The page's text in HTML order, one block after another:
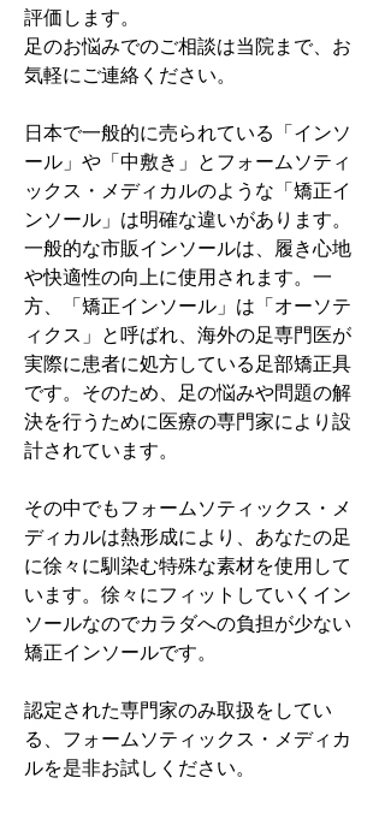
評価します。
足のお悩みでのご相談は当院まで、お
気軽にご連絡ください。
日本で一般的に売られている「インソ
ール」や「中敷き」とフォームソティ
ックス・メディカルのような「矯正イ
ンソール」は明確な違いがあります。
一般的な市販インソールは、履き心地
や快適性の向上に使用されます。一
方、「矯正インソール」は「オーソテ
ィクス」と呼ばれ、海外の足専門医が
実際に患者に処方している足部矯正具
です。そのため、足の悩みや問題の解
決を行うために医療の専門家により設
計されています。
その中でもフォームソティックス・メ
ディカルは熱形成により、あなたの足
に徐々に馴染む特殊な素材を使用して
います。徐々にフィットしていくイン
ソールなのでカラダへの負担が少ない
矯正インソールです。
認定された専門家のみ取扱をしてい
る、フォームソティックス・メディカ
ルを是非お試しください。